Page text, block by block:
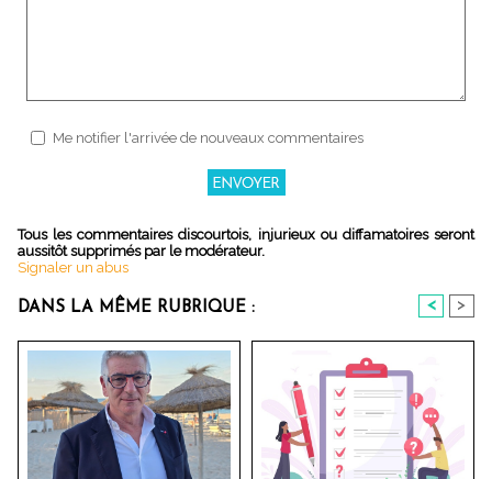
Me notifier l'arrivée de nouveaux commentaires
Tous les commentaires discourtois, injurieux ou diffamatoires seront
aussitôt supprimés par le modérateur.
Signaler un abus
DANS LA MÊME RUBRIQUE : < >